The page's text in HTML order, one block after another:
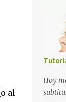
al
Hoy